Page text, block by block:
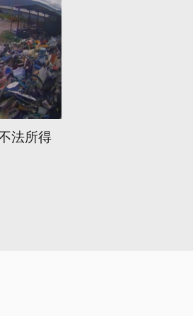
法所得